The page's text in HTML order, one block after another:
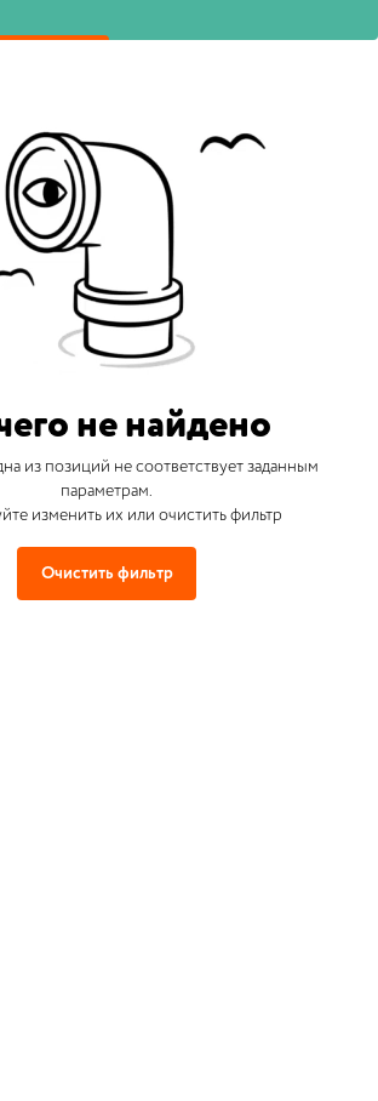
не найдено
из позиций не соответствует заданным
параметрам.
изменить их или очистить фильтр
Очистить фильтр